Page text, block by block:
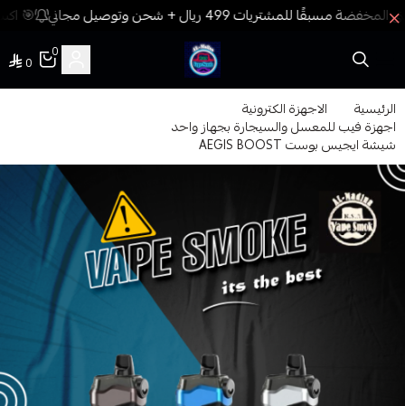
🎯
فيب المدينة
0
0
الرئيسية الاجهزة الكترونية
اجهزة فيب للمعسل والسيجارة بجهاز واحد
شيشة ايجيس بوست AEGIS BOOST